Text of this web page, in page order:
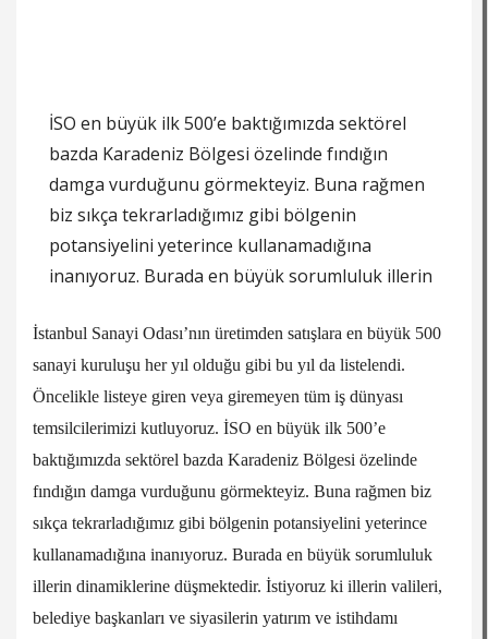
İSO en büyük ilk 500’e baktığımızda sektörel
bazda Karadeniz Bölgesi özelinde fındığın
damga vurduğunu görmekteyiz. Buna rağmen
biz sıkça tekrarladığımız gibi bölgenin
potansiyelini yeterince kullanamadığına
inanıyoruz. Burada en büyük sorumluluk illerin
İstanbul Sanayi Odası’nın üretimden satışlara en büyük 500
sanayi kuruluşu her yıl olduğu gibi bu yıl da listelendi.
Öncelikle listeye giren veya giremeyen tüm iş dünyası
temsilcilerimizi kutluyoruz. İSO en büyük ilk 500’e
baktığımızda sektörel bazda Karadeniz Bölgesi özelinde
fındığın damga vurduğunu görmekteyiz. Buna rağmen biz
sıkça tekrarladığımız gibi bölgenin potansiyelini yeterince
kullanamadığına inanıyoruz. Burada en büyük sorumluluk
illerin dinamiklerine düşmektedir. İstiyoruz ki illerin valileri,
belediye başkanları ve siyasilerin yatırım ve istihdamı